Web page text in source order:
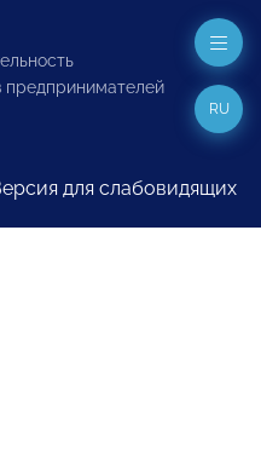
для слабовидящих
RU